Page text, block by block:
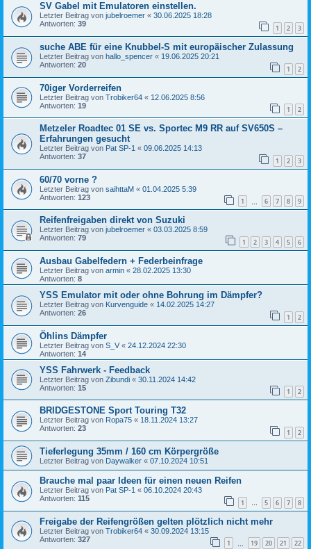
SV Gabel mit Emulatoren einstellen.
Letzter Beitrag von jubelroemer « 30.06.2025 18:28
Antworten: 39 1 2 3
suche ABE für eine Knubbel-S mit europäischer Zulassung
Letzter Beitrag von hallo_spencer « 19.06.2025 20:21
Antworten: 20 1 2
70iger Vorderreifen
Letzter Beitrag von Trobiker64 « 12.06.2025 8:56
Antworten: 19 1 2
Metzeler Roadtec 01 SE vs. Sportec M9 RR auf SV650S –
Erfahrungen gesucht
Letzter Beitrag von Pat SP-1 « 09.06.2025 14:13
Antworten: 37 1 2 3
60/70 vorne ?
Letzter Beitrag von saihttaM « 01.04.2025 5:39
Antworten: 123 1 6 7 8 9
Reifenfreigaben direkt von Suzuki
Letzter Beitrag von jubelroemer « 03.03.2025 8:59
Antworten: 79 1 2 3 4 5 6
Ausbau Gabelfedern + Federbeinfrage
Letzter Beitrag von armin « 28.02.2025 13:30
Antworten: 8
YSS Emulator mit oder ohne Bohrung im Dämpfer?
Letzter Beitrag von Kurvenguide « 14.02.2025 14:27
Antworten: 26 1 2
Öhlins Dämpfer
Letzter Beitrag von S_V « 24.12.2024 22:30
Antworten: 14
YSS Fahrwerk - Feedback
Letzter Beitrag von Zibundi « 30.11.2024 14:42
Antworten: 15 1 2
BRIDGESTONE Sport Touring T32
Letzter Beitrag von Ropa75 « 18.11.2024 13:27
Antworten: 23 1 2
Tieferlegung 35mm / 160 cm Körpergröße
Letzter Beitrag von Daywalker « 07.10.2024 10:51
Brauche mal paar Ideen für einen neuen Reifen
Letzter Beitrag von Pat SP-1 « 06.10.2024 20:43
Antworten: 115 1 … 5 6 7 8
Freigabe der Reifengrößen gelten plötzlich nicht mehr
Letzter Beitrag von Trobiker64 « 30.09.2024 13:15
Antworten: 327 1 19 20 21 22